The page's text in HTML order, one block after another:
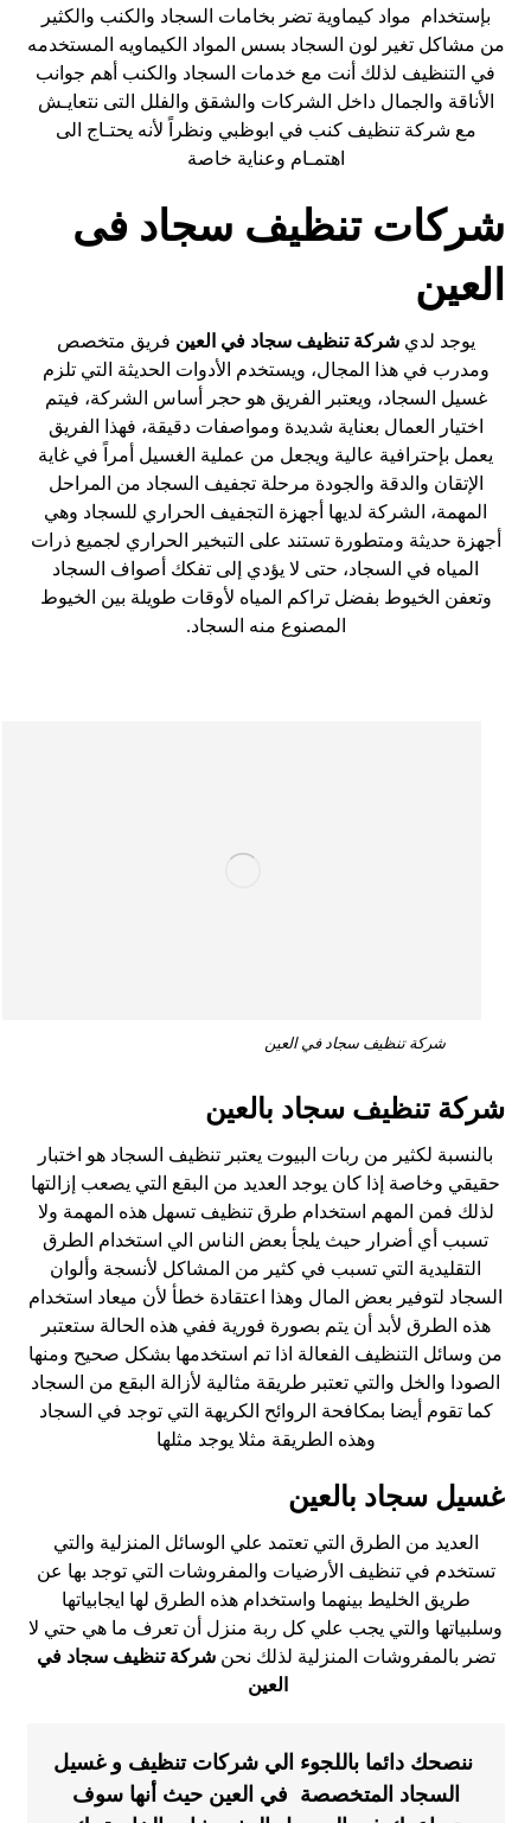
بإستخدام مواد كيماوية تضر بخامات السجاد والكنب والكثير
من مشاكل تغير لون السجاد بسس المواد الكيماويه المستخدمه
في التنظيف لذلك أنت مع خدمات السجاد والكنب أهم جوانب
الأناقة والجمال داخل الشركات والشقق والفلل التى نتعايـش
مع شركة تنظيف كنب في ابوظبي ونظراً لأنه يحتـاج الى
اهتمـام وعناية خاصة
شركات تنظيف سجاد فى
العين
يوجد لديشركة تنظيف سجاد في العين فريق متخصص
ومدرب في هذا المجال، ويستخدم الأدوات الحديثة التي تلزم
غسيل السجاد، ويعتبر الفريق هو حجر أساس الشركة، فيتم
اختيار العمال بعناية شديدة ومواصفات دقيقة، فهذا الفريق
يعمل بإحترافية عالية ويجعل من عملية الغسيل أمراً في غاية
الإتقان والدقة والجودة مرحلة تجفيف السجاد من المراحل
المهمة، الشركة لديها أجهزة التجفيف الحراري للسجاد وهي
أجهزة حديثة ومتطورة تستند على التبخير الحراري لجميع ذرات
المياه في السجاد، حتى لا يؤدي إلى تفكك أصواف السجاد
وتعفن الخيوط بفضل تراكم المياه لأوقات طويلة بين الخيوط
المصنوع منه السجاد.
شركة تنظيف سجاد في العين
شركة تنظيف سجاد بالعين
بالنسبة لكثير من ربات البيوت يعتبر تنظيف السجاد هو اختبار
حقيقي وخاصة إذا كان يوجد العديد من البقع التي يصعب إزالتها
لذلك فمن المهم استخدام طرق تنظيف تسهل هذه المهمة ولا
تسبب أي أضرار حيث يلجأ بعض الناس الي استخدام الطرق
التقليدية التي تسبب في كثير من المشاكل لأنسجة وألوان
السجاد لتوفير بعض المال وهذا اعتقادة خطأ لأن ميعاد استخدام
هذه الطرق لأبد أن يتم بصورة فورية ففي هذه الحالة ستعتبر
من وسائل التنظيف الفعالة اذا تم استخدمها بشكل صحيح ومنها
الصودا والخل والتي تعتبر طريقة مثالية لأزالة البقع من السجاد
كما تقوم أيضا بمكافحة الروائح الكريهة التي توجد في السجاد
وهذه الطريقة مثلا يوجد مثلها
غسيل سجاد بالعين
العديد من الطرق التي تعتمد علي الوسائل المنزلية والتي
تستخدم في تنظيف الأرضيات والمفروشات التي توجد بها عن
طريق الخليط بينهما واستخدام هذه الطرق لها ايجابياتها
وسلبياتها والتي يجب علي كل ربة منزل أن تعرف ما هي حتي لا
تضر بالمفروشات المنزلية لذلك نحنشركة تنظيف سجاد في
العين
ننصحك دائما باللجوء الي شركات تنظيف و غسيل
السجاد المتخصصة في العين حيث أنها سوف